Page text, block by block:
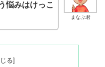
まなぶ君
悩みはけっこ